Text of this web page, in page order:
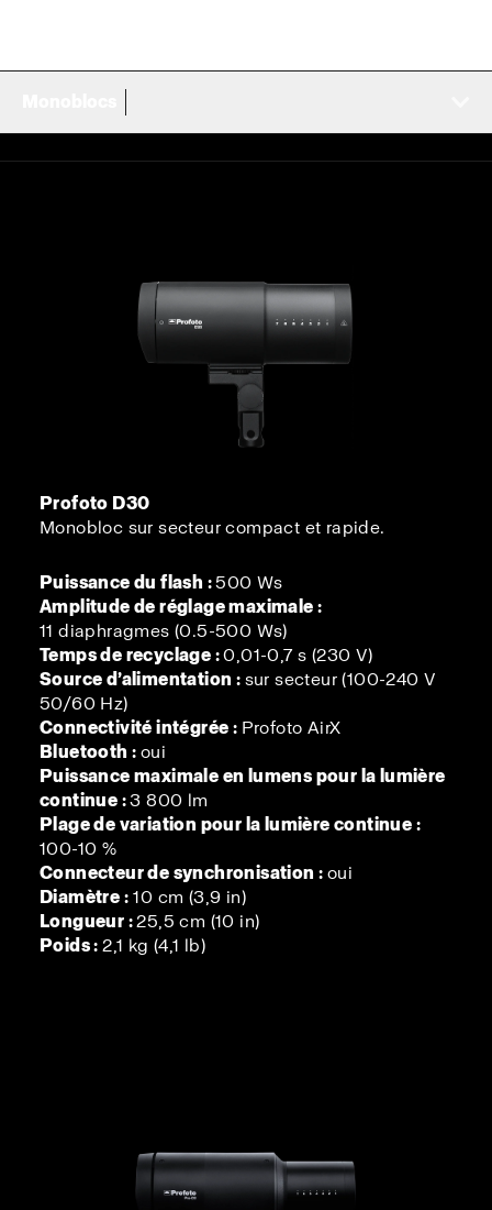
Profoto D30
Monobloc sur secteur compact et rapide.
Puissance du flash :500 Ws
Amplitude de réglage maximale :
11 diaphragmes (0.5-500 Ws)
Temps de recyclage :0,01-0,7 s (230 V)
Source d’alimentation : sur secteur (100-240 V
50/60 Hz)
Connectivité intégrée : Profoto AirX
Bluetooth : oui
Puissance maximale en lumens pour la lumière
continue :3 800 lm
Plage de variation pour la lumière continue :
100-10 %
Connecteur de synchronisation : oui
Diamètre : 10 cm (3,9 in)
Longueur :25,5 cm (10 in)
Poids :2,1 kg (4,1 lb)